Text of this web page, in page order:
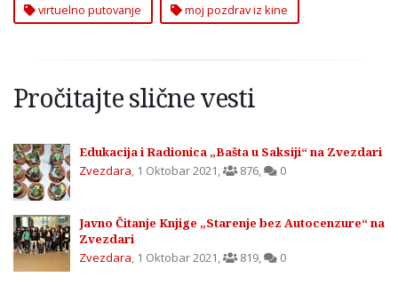
virtuelno putovanje moj pozdrav iz kine
Pročitajte slične vesti
Edukacija i Radionica „Bašta u Saksiji“ na Zvezdari
Zvezdara, 1 Oktobar 2021, 876, 0
Javno Čitanje Knjige „Starenje bez Autocenzure“ na
Zvezdari
Zvezdara, 1 Oktobar 2021, 819, 0